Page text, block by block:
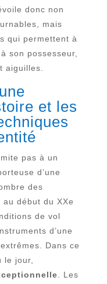
donc non
mais
qui permettent à
son possesseur,
aiguilles.
et les
pas à un
d’une
des
début du XXe
de vol
d’une
Dans ce
le jour,
. Les